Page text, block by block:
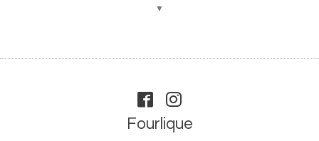
▼
Fourlique